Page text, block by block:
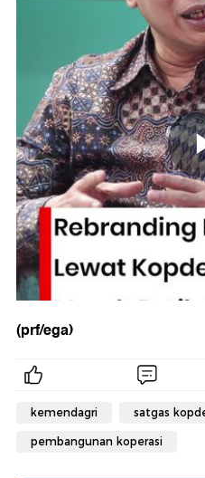
(prf/ega)
kemendagri satgas
pembangunan koperasi